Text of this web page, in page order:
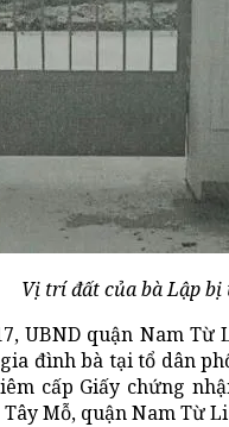
Vị trí đất của bà Lập bị
UBND quận Nam Từ
đình bà tại tổ dân
cấp Giấy chứng
Mỗ, quận Nam Từ